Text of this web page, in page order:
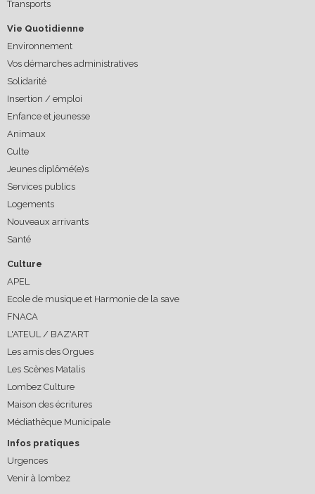
Transports
Vie Quotidienne
Environnement
Vos démarches administratives
Solidarité
Insertion / emploi
Enfance et jeunesse
Animaux
Culte
Jeunes diplômé(e)s
Services publics
Logements
Nouveaux arrivants
Santé
Culture
APEL
Ecole de musique et Harmonie de la save
FNACA
L'ATEUL / BAZ'ART
Les amis des Orgues
Les Scènes Matalis
Lombez Culture
Maison des écritures
Médiathèque Municipale
Infos pratiques
Urgences
Venir à lombez